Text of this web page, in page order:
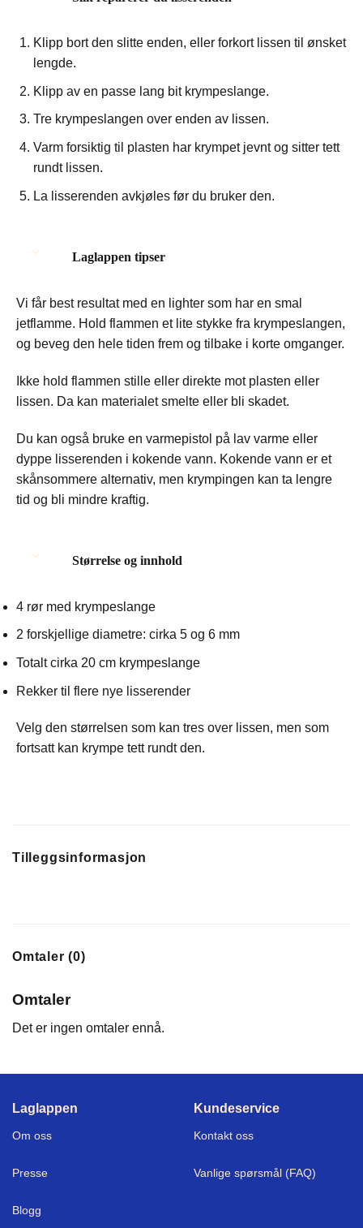
Klipp bort den slitte enden, eller forkort lissen til ønsket
lengde.
Klipp av en passe lang bit krympeslange.
Tre krympeslangen over enden av lissen.
Varm forsiktig til plasten har krympet jevnt og sitter tett
rundt lissen.
La lisserenden avkjøles før du bruker den.
Laglappen tipser
Vi får best resultat med en lighter som har en smal
jetflamme. Hold flammen et lite stykke fra krympeslangen,
og beveg den hele tiden frem og tilbake i korte omganger.
Ikke hold flammen stille eller direkte mot plasten eller
lissen. Da kan materialet smelte eller bli skadet.
Du kan også bruke en varmepistol på lav varme eller
dyppe lisserenden i kokende vann. Kokende vann er et
skånsommere alternativ, men krympingen kan ta lengre
tid og bli mindre kraftig.
Størrelse og innhold
4 rør med krympeslange
2 forskjellige diametre: cirka 5 og 6 mm
Totalt cirka 20 cm krympeslange
Rekker til flere nye lisserender
Velg den størrelsen som kan tres over lissen, men som
fortsatt kan krympe tett rundt den.
Tilleggsinformasjon
Omtaler (0)
Omtaler
Det er ingen omtaler ennå.
Laglappen
Om oss
Presse
Blogg
Kundeservice
Kontakt oss
Vanlige spørsmål (FAQ)